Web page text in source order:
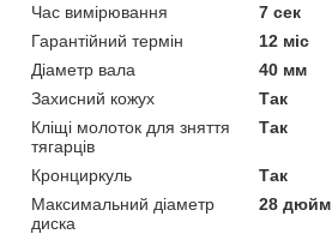
Час вимірювання
7 сек
Гарантійний термін
12 міс
Діаметр вала
40 мм
Захисний кожух
Так
Кліщі молоток для зняття
тягарців
Так
Кронциркуль
Так
Максимальний діаметр
диска
28 дюйм